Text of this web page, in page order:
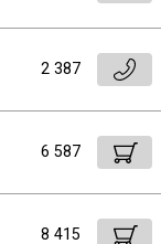
2 387
6 587
8 415